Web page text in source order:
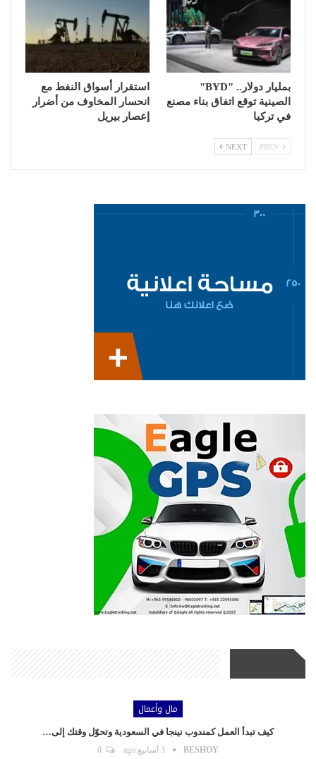
بمليار دولار.. "BYD"
الصينية توقع اتفاق بناء مصنع
في تركيا
استقرار أسواق النفط مع
انحسار المخاوف من أضرار
إعصار بيريل
NEXT
مال وأعمال
كيف تبدأ العمل كمندوب نينجا في السعودية وتحوّل وقتك إلى…
BESHOY 3 أسابيع ago